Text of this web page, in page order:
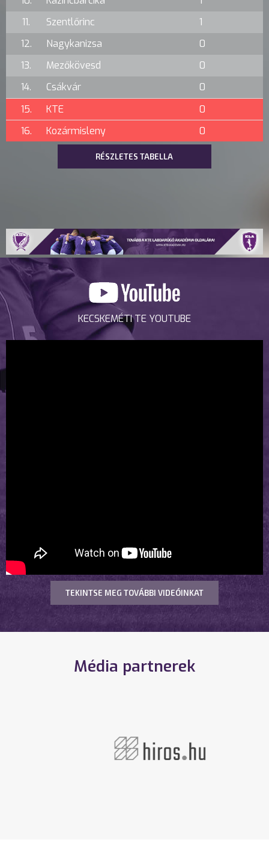
11.
Szentlőrinc
1
12.
Nagykanizsa
0
13.
Mezőkövesd
0
14.
Csákvár
0
15.
KTE
0
16.
Kozármisleny 0
RÉSZLETES TABELLA
KECSKEMÉTI TE YOUTUBE
TEKINTSE MEG TOVÁBBI VIDEÓINKAT
Média partnerek